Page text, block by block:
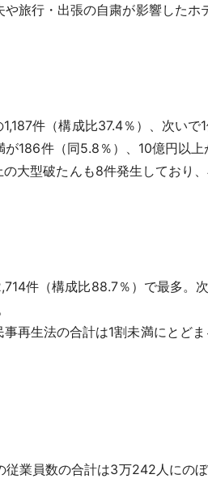
旅行・出張の自粛が影響したホ
件（構成比37.4％）、次いで
186件（同5.8％）、10億円以上
大型破たんも8件発生しており
件（構成比88.7％）で最多。
再生法の合計は1割未満にとど
業員数の合計は3万242人にのぼ